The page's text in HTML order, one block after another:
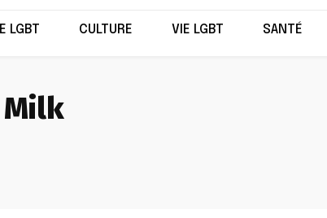
LGBT CULTURE VIE LGBT SANTÉ
Milk